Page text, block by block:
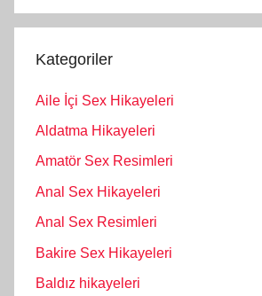
Kategoriler
Aile İçi Sex Hikayeleri
Aldatma Hikayeleri
Amatör Sex Resimleri
Anal Sex Hikayeleri
Anal Sex Resimleri
Bakire Sex Hikayeleri
Baldız hikayeleri